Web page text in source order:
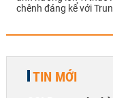
chênh đáng kể với
TIN MỚI